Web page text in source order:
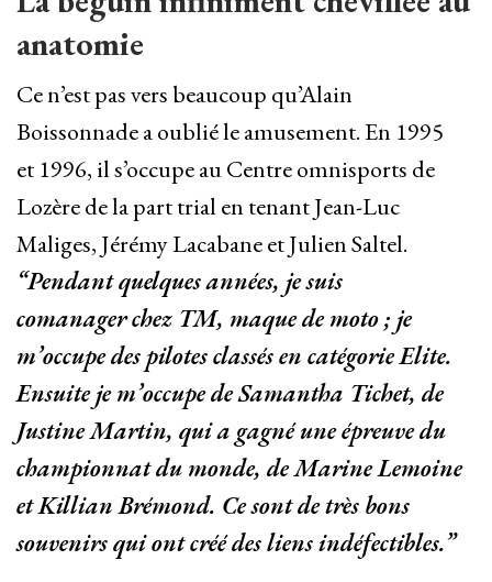
anatomie
Ce n’est pas vers beaucoup qu’Alain
Boissonnade a oublié le amusement. En 1995
et 1996, il s’occupe au Centre omnisports de
Lozère de la part trial en tenant Jean-Luc
Maliges, Jérémy Lacabane et Julien Saltel.
“Pendant quelques années, je suis
comanager chez TM, maque de moto ; je
m’occupe des pilotes classés en catégorie Elite.
Ensuite je m’occupe de Samantha Tichet, de
Justine Martin, qui a gagné une épreuve du
championnat du monde, de Marine Lemoine
et Killian Brémond. Ce sont de très bons
souvenirs qui ont créé des liens indéfectibles.”